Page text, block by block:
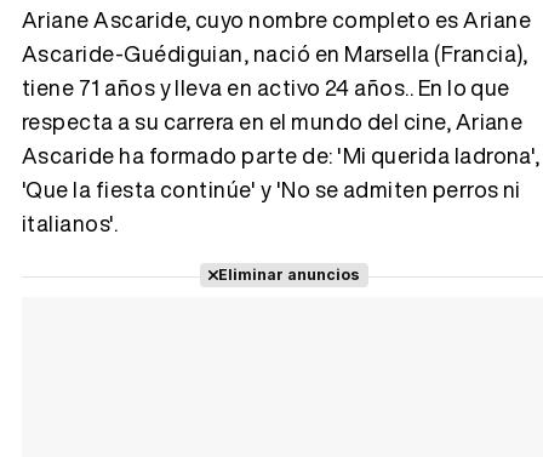
Ariane Ascaride, cuyo nombre completo es Ariane
Ascaride-Guédiguian, nació en Marsella (Francia),
tiene 71 años y lleva en activo 24 años.. En lo que
respecta a su carrera en el mundo del cine, Ariane
Ascaride ha formado parte de: 'Mi querida ladrona',
'Que la fiesta continúe' y 'No se admiten perros ni
italianos'.
Eliminar anuncios